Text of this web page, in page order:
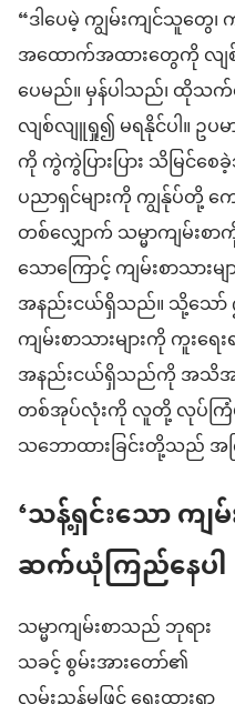
“ဒါပေမဲ့ ကျွမ်းကျင်သူတွ
အထောက်အထားတွေကို လ
ပေမည်။ မှန်ပါသည်၊ ထိုသ
လျစ်လျူရှု၍ မရနိုင်ပါ။ ဥပမ
ကို ကွဲကွဲပြားပြား သိမြင်စ
ပညာရှင်များကို ကျွန်ုပ်တို့ ကျ
တစ်လျှောက် သမ္မာကျမ်း
သောကြောင့် ကျမ်းစာသား
အနည်းငယ်ရှိသည်။ သို့သေ
ကျမ်းစာသားများကို ကူးရ
အနည်းငယ်ရှိသည်ကို အသိအမှတ်
တစ်အုပ်လုံးကို လူတို့ လုပ်ကြံဖ
သဘောထားခြင်းတို့သည် အ
‘သန့်ရှင်းသော ကျမ်
ဆက်ယုံကြည်နေပါ
သမ္မာကျမ်းစာသည် ဘုရား
သခင့် စွမ်းအားတော်၏